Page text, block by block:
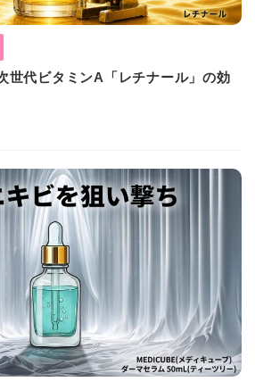
世代ビタミンA「レチナール」の効